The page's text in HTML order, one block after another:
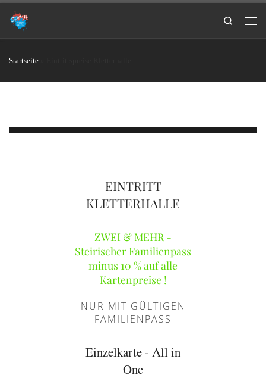
Search
Startseite
EINTRITT
KLETTERHALLE
ZWEI & MEHR -
Steirischer Familienpass
minus 10 % auf alle
Kartenpreise !
NUR MIT GÜLTIGEN
FAMILIENPASS
Einzelkarte - All in
One